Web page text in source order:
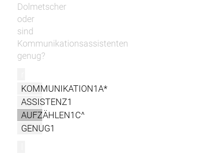
Dolmetscher
oder
sind
Kommunikationsassistenten
genug?
KOMMUNIKATION1A*
ASSISTENZ1
AUFZÄHLEN1C^
GENUG1